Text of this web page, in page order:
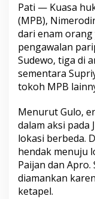
Pati — Kuasa
(MPB),
dari enam
pengawalan
Sudewo, tiga di
sementara
tokoh MPB
Menurut Gulo,
dalam aksi pada
lokasi berbeda.
hendak menuju
Paijan dan
diamankan
ketapel.